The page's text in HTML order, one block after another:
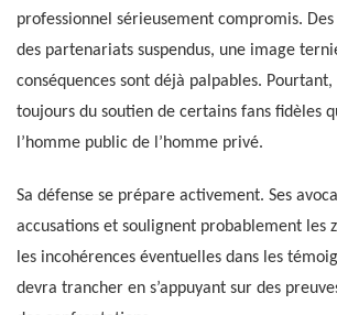
professionnel sérieusement compromis.
des partenariats suspendus, une image
conséquences sont déjà palpables.
toujours du soutien de certains fans fidèles
l’homme public de l’homme privé.
Sa défense se prépare activement. Ses
accusations et soulignent probablement les
les incohérences éventuelles dans les
devra trancher en s’appuyant sur des